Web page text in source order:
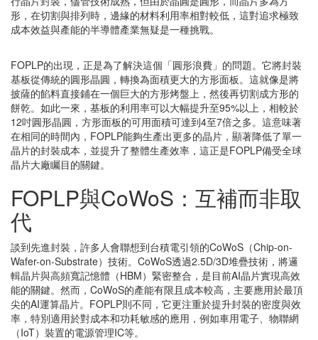
形，在切割與排列時，邊緣的材料利用率相對較低，這對追求極致
成本效益與產能的半導體產業無疑是一種挑戰。
FOPLP的出現，正是為了解決這個「圓形浪費」的問題。它將封裝
基板從傳統的圓形晶圓，轉換為面積更大的方形面板。這就像是將
披薩的餡料直接鋪在一個巨大的方形烤盤上，然後再切割成方形的
餅乾。如此一來，基板的利用率可以大幅提升至95%以上，相較於
12吋圓形晶圓，方形面板的可用面積可達到4至7倍之多。這意味著
在相同的時間內，FOPLP能夠生產出更多的晶片，顯著降低了單一
晶片的封裝成本，並提升了整體生產效率，這正是FOPLP備受全球
晶片大廠矚目的關鍵。
FOPLP與CoWoS：互補而非取
代
談到先進封裝，許多人會聯想到台積電引領的CoWoS（Chip-on-
Wafer-on-Substrate）技術。CoWoS透過2.5D/3D堆疊技術，將邏
輯晶片與高頻寬記憶體（HBM）緊密整合，是目前AI晶片實現高效
能的關鍵。然而，CoWoS的產能有限且成本較高，主要應用於最頂
尖的AI運算晶片。FOPLP則不同，它更注重於提升封裝的密度與效
率，特別適用於對成本和功耗敏感的應用，例如車用電子、物聯網
（IoT）裝置的電源管理IC等。